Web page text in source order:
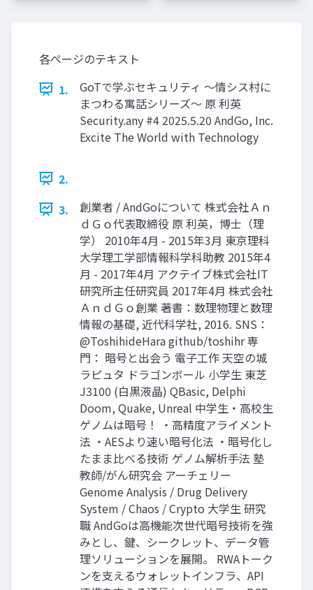
各ページのテキスト
1.
GoTで学ぶセキュリティ 〜情シス村に
まつわる寓話シリーズ〜 原 利英
Security.any #4 2025.5.20 AndGo, Inc.
Excite The World with Technology
2.
3.
創業者 / AndGoについて 株式会社Ａｎ
ｄＧｏ代表取締役 原 利英，博士（理
学） 2010年4月 - 2015年3月 東京理科
大学理工学部情報科学科助教 2015年4
月 - 2017年4月 アクテイブ株式会社IT
研究所主任研究員 2017年4月 株式会社
ＡｎｄＧｏ創業 著書：数理物理と数理
情報の基礎, 近代科学社, 2016. SNS：
@ToshihideHara github/toshihr 専
門： 暗号と出会う 電子工作 天空の城
ラピュタ ドラゴンボール 小学生 東芝
J3100 (白黒液晶) QBasic, Delphi
Doom, Quake, Unreal 中学生・高校生
ゲノムは暗号！ ・高精度アライメント
法 ・AESより速い暗号化法 ・暗号化し
たまま比べる技術 ゲノム解析手法 塾
教師/がん研究会 アーチェリー
Genome Analysis / Drug Delivery
System / Chaos / Crypto 大学生 研究
職 AndGoは高機能次世代暗号技術を強
みとし、鍵、シークレット、データ管
理ソリューションを展開。 RWAトーク
ンを支えるウォレットインフラ、API